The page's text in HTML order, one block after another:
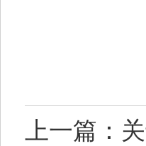
上一篇：